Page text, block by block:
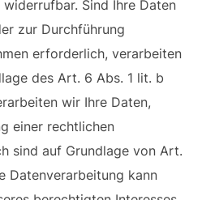
Sind Ihre Daten
zur Durchführung
erforderlich, verarbeiten
des Art. 6 Abs. 1 lit. b
wir Ihre Daten,
einer rechtlichen
sind auf Grundlage von Art.
Datenverarbeitung kann